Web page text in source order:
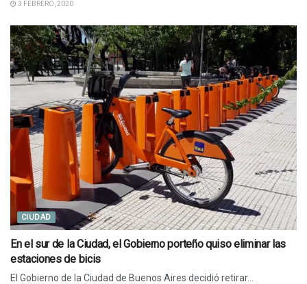
3 FEBRERO, 2020
CIUDAD
En el sur de la Ciudad, el Gobierno porteño quiso eliminar las
estaciones de bicis
El Gobierno de la Ciudad de Buenos Aires decidió retirar...